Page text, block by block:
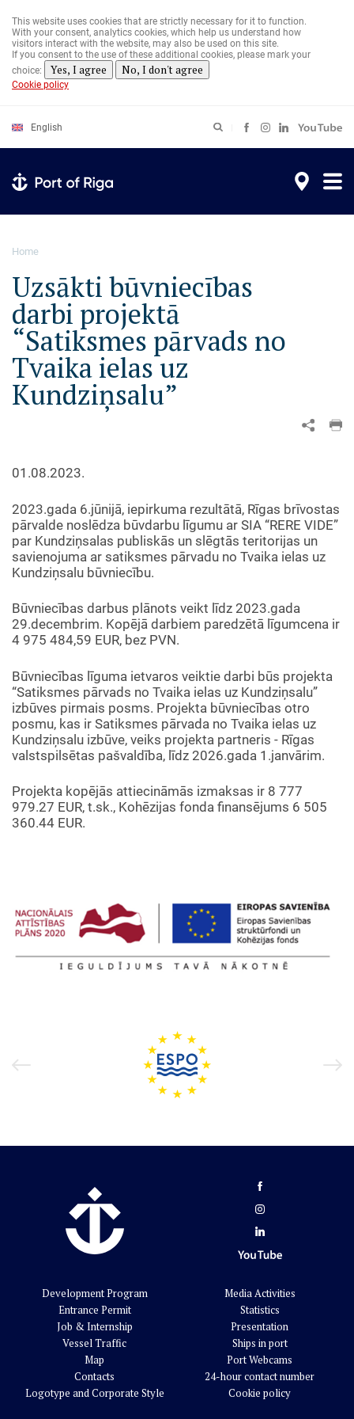
main
content
This website uses cookies that are strictly necessary for it to function.
With your consent, analytics cookies, which help us understand how
visitors interact with the website, may also be used on this site.
If you consent to the use of these additional cookies, please mark your
choice:
Yes, I agree No, I don't agree
Cookie policy
English
Home
Uzsākti būvniecības
darbi projektā
“Satiksmes pārvads no
Tvaika ielas uz
Kundziņsalu”
01.08.2023.
2023.gada 6.jūnijā, iepirkuma rezultātā, Rīgas brīvostas
pārvalde noslēdza būvdarbu līgumu ar SIA “RERE VIDE”
par Kundziņsalas publiskās un slēgtās teritorijas un
savienojuma ar satiksmes pārvadu no Tvaika ielas uz
Kundziņsalu būvniecību.
Būvniecības darbus plānots veikt līdz 2023.gada
29.decembrim. Kopējā darbiem paredzētā līgumcena ir
4 975 484,59 EUR, bez PVN.
Būvniecības līguma ietvaros veiktie darbi būs projekta
“Satiksmes pārvads no Tvaika ielas uz Kundziņsalu”
izbūves pirmais posms. Projekta būvniecības otro
posmu, kas ir Satiksmes pārvada no Tvaika ielas uz
Kundziņsalu izbūve, veiks projekta partneris - Rīgas
valstspilsētas pašvaldība, līdz 2026.gada 1.janvārim.
Projekta kopējās attiecināmās izmaksas ir 8 777
979.27 EUR, t.sk., Kohēzijas fonda finansējums 6 505
360.44 EUR.
Development Program
Entrance Permit
Job & Internship
Vessel Traffic
Map
Contacts
Logotype and Corporate Style
Media Activities
Statistics
Presentation
Ships in port
Port Webcams
24-hour contact number
Cookie policy